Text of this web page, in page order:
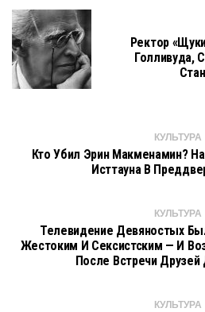
Ректор
Голливуда,
КУЛЬТУРА
Кто Убил Эрин Макменамин?
Исттауна В
КУЛЬТУРА
Телевидение Девяностых
Жестоким И Сексистским — И
После Встречи
КУЛЬТУРА